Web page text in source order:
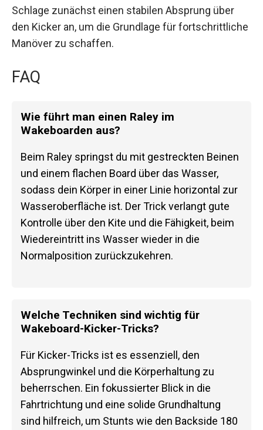
Schlage zunächst einen stabilen Absprung über
den Kicker an, um die Grundlage für fortschrittliche
Manöver zu schaffen.
FAQ
Wie führt man einen Raley im
Wakeboarden aus?
Beim Raley springst du mit gestreckten Beinen
und einem flachen Board über das Wasser,
sodass dein Körper in einer Linie horizontal zur
Wasseroberfläche ist. Der Trick verlangt gute
Kontrolle über den Kite und die Fähigkeit, beim
Wiedereintritt ins Wasser wieder in die
Normalposition zurückzukehren.
Welche Techniken sind wichtig für
Wakeboard-Kicker-Tricks?
Für Kicker-Tricks ist es essenziell, den
Absprungwinkel und die Körperhaltung zu
beherrschen. Ein fokussierter Blick in die
Fahrtrichtung und eine solide Grundhaltung
sind hilfreich, um Stunts wie den Backside 180